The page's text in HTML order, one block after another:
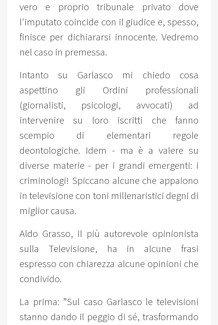
vero e proprio tribunale privato dove
l'imputato coincide con il giudice e, spesso,
finisce per dichiararsi innocente. Vedremo
nel caso in premessa.
Intanto su Garlasco mi chiedo cosa
aspettino gli Ordini professionali
(giornalisti, psicologi, avvocati) ad
intervenire su loro iscritti che fanno
scempio di elementari regole
deontologiche. Idem - ma è a valere su
diverse materie - per i grandi emergenti: i
criminologi! Spiccano alcune che appaiono
in televisione con toni millenaristici degni di
miglior causa.
Aldo Grasso, il più autorevole opinionista
sulla Televisione, ha in alcune frasi
espresso con chiarezza alcune opinioni che
condivido.
La prima: ”Sul caso Garlasco le televisioni
stanno dando il peggio di sé, trasformando